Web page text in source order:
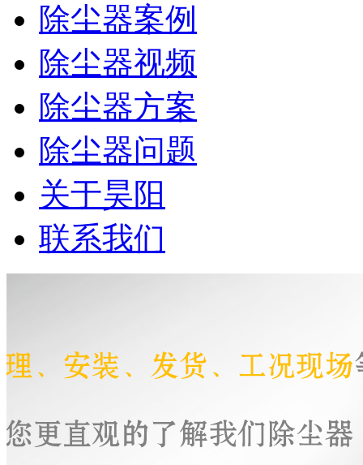
除尘器案例
除尘器视频
除尘器方案
除尘器问题
关于昊阳
联系我们